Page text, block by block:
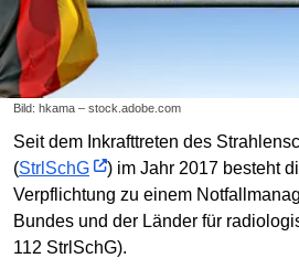
Bild: hkama – stock.adobe.com
Seit dem Inkrafttreten des
(StrlSchG
) im Jahr 2017 besteht
Verpflichtung zu einem
Bundes und der Länder für
112 StrlSchG).